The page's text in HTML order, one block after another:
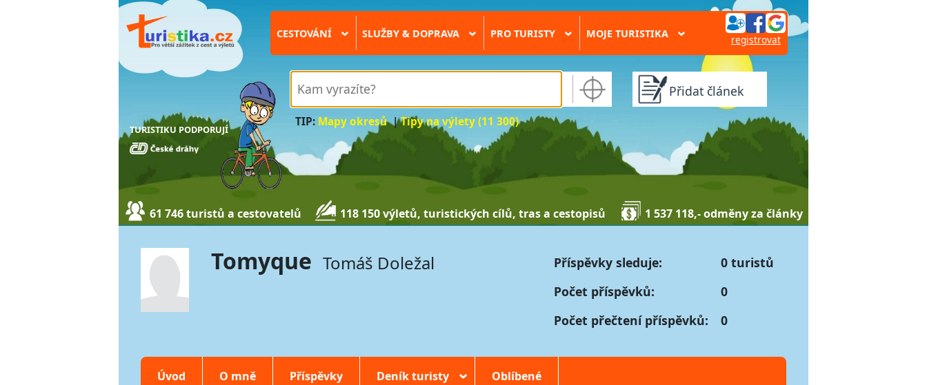
TURISTIKU PODPORUJÍ
CESTOVÁNÍ › SLUŽBY & DOPRAVA › PRO TURISTY › MOJE TURISTIKA › registrovat
TIP: Mapy okresů|Tipy na výlety (11 300)
Přidat článek
61 746 turistů a cestovatelů 118 150 výletů, turistických cílů, tras a cestopisů 1 537 118,- odměny za články
Tomyque Tomáš Doležal Příspěvky sleduje:
0 turistů
Počet příspěvků:
0
Počet přečtení příspěvků:
0
Úvod O mně Příspěvky Deník turisty › Oblíbené